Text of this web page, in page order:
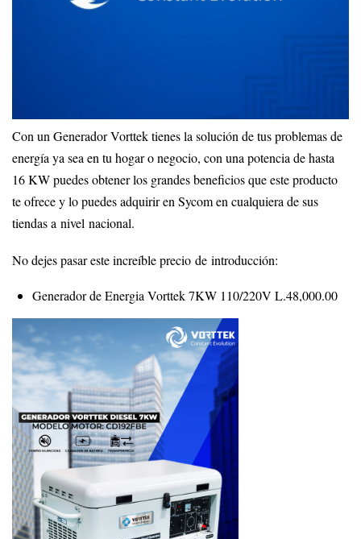
Con un Generador Vorttek tienes la solución de tus problemas de
energía ya sea en tu hogar o negocio, con una potencia de hasta
16 KW puedes obtener los grandes beneficios que este producto
te ofrece y lo puedes adquirir en Sycom en cualquiera de sus
tiendas a nivel nacional.
No dejes pasar este increíble precio de introducción:
Generador de Energia Vorttek 7KW 110/220V L.48,000.00